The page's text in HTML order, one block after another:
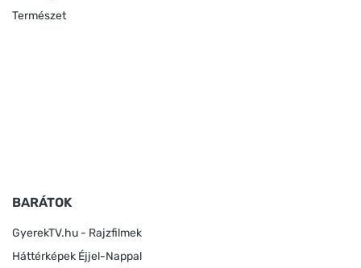
Természet
BARÁTOK
GyerekTV.hu - Rajzfilmek
Háttérképek Éjjel-Nappal